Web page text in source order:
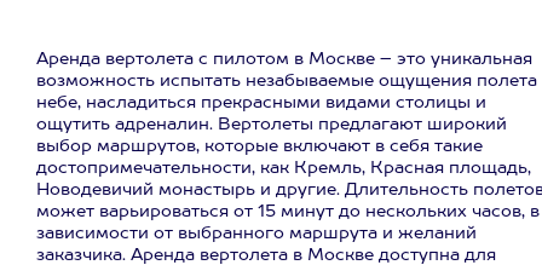
Аренда вертолета с пилотом в Москве – это уникальная
возможность испытать незабываемые ощущения полета
небе, насладиться прекрасными видами столицы и
ощутить адреналин. Вертолеты предлагают широкий
выбор маршрутов, которые включают в себя такие
достопримечательности, как Кремль, Красная площадь,
Новодевичий монастырь и другие. Длительность
может варьироваться от 15 минут до нескольких часов, в
зависимости от выбранного маршрута и желаний
заказчика. Аренда вертолета в Москве доступна для